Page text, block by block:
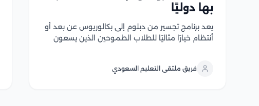
بها دوليًا
يعد برنامج تجسير من دبلوم إلى بكالوريوس عن بعد أو
أنتظام خيارًا مثاليًا للطلاب الطموحين الذين يسعون
دراستهم الجامعية للحصول على درجة البكالوريوس،
فريق ملتقى التعليم السعودي